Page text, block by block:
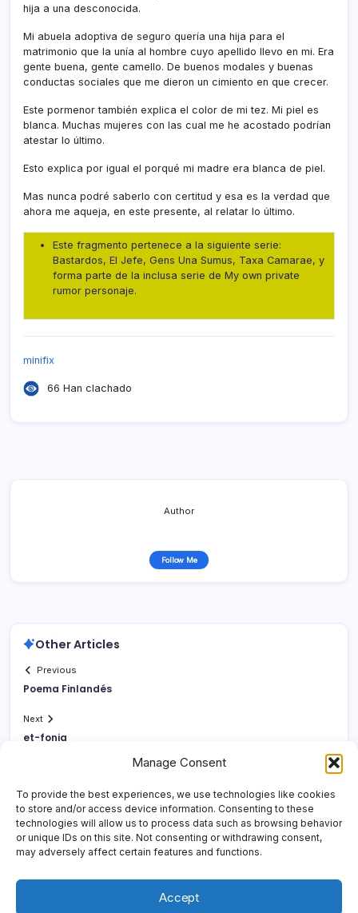
Manage Consent
To provide the best experiences, we use technologies like cookies
to store and/or access device information. Consenting to these
technologies will allow us to process data such as browsing behavior
or unique IDs on this site. Not consenting or withdrawing consent,
may adversely affect certain features and functions.
Accept
hija a una desconocida.
Mi abuela adoptiva de seguro querí­a una hija para el
matrimonio que la uní­a al hombre cuyo apellido llevo en mi. Era
gente buena, gente camello. De buenos modales y buenas
conductas sociales que me dieron un cimiento en que crecer.
Este pormenor también explica el color de mi tez. Mi piel es
blanca. Muchas mujeres con las cual me he acostado podrí­an
atestar lo último.
Esto explica por igual el porqué mi madre era blanca de piel.
Mas nunca podré saberlo con certitud y esa es la verdad que
ahora me aqueja, en este presente, al relatar lo último.
Este fragmento pertenece a la siguiente serie:
Bastardos,El Jefe, Gens Una Sumus, Taxa Camarae, y
forma parte de la inclusa serie deMy own private
rumor personaje.
minifix
66 Han clachado
Author
Follow Me
Other Articles
Previous
Poema Finlandés
Next
et-fonia